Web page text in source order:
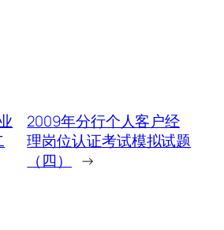
2009年分行个人客户经
理岗位认证考试模拟试题
（四）
→